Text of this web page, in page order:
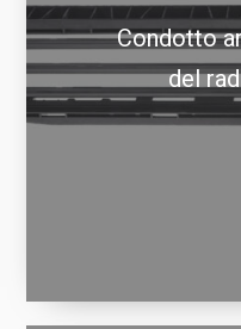
Condotto
del